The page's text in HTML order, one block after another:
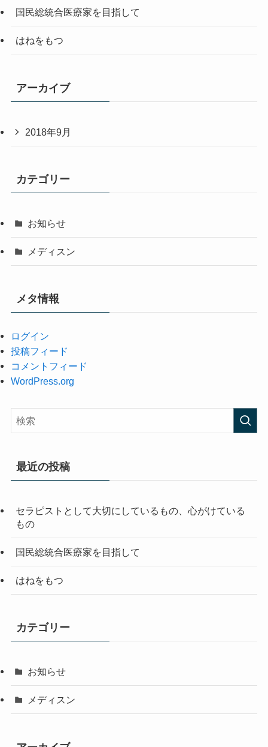
国民総統合医療家を目指して
はねをもつ
アーカイブ
2018年9月
カテゴリー
お知らせ
メディスン
メタ情報
ログイン
投稿フィード
コメントフィード
WordPress.org
最近の投稿
セラピストとして大切にしているもの、心がけている
もの
国民総統合医療家を目指して
はねをもつ
カテゴリー
お知らせ
メディスン